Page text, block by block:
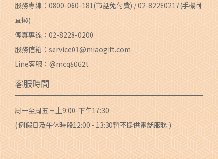
服務專線： 0800-060-181(市話免付費) /02-82280217(手機可
直撥)
傳真專線：02-8228-0200
服務信箱：service01@miaogift.com
Line客服：@mcq8062t
客服時間
周一至周五早上9:00-下午17:30
( 例假日及午休時段12:00 - 13:30暫不提供電話服務 )